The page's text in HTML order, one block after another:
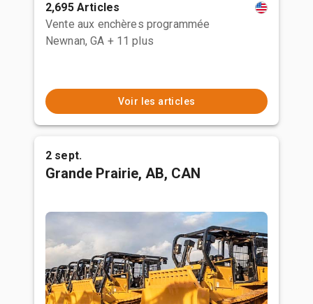
2,695 Articles
Vente aux enchères programmée
Newnan, GA + 11 plus
Voir les articles
2 sept.
Grande Prairie, AB, CAN